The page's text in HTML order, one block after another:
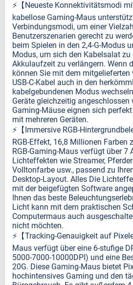
⚡️【Neueste Konnektivitätsmodi
kabellose Gaming-Maus
Verbindungsmodi, um einer
Benutzerszenarien gerecht zu
beim Spielen in den 2,4-G-Modus
Modus, um sich den Kabelsalat zu
Akkulaufzeit zu verlängern. Wenn
können Sie mit dem mitgelieferten
USB-C-Kabel auch in den
kabelgebundenen Modus
Geräte gleichzeitig angeschlossen
Gaming-Mäuse eignen sich
mit mehreren Geräten.
⚡️【Immersive RGB-
RGB-Effekt, 16,8 Millionen Farben
RGB-Gaming-Maus verfügt über 7
Lichteffekten wie Streamer,
Volltonfarbe usw., passend zu
Desktop-Layout. Alles Die
mit der beigefügten Software
Ihnen das beste
Licht kann mit dem praktischen
Computermaus auch
nicht möchten.
⚡️【Tracking-Genauigkeit auf
Maus verfügt über eine 6-stufige
5000-7000-10000DPI) und eine
20G. Diese Gaming-Maus bietet
hochintensives Gaming und den